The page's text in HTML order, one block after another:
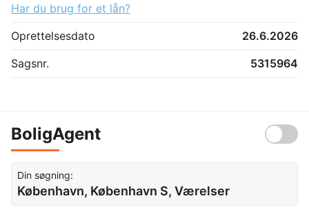
Har du brug for et lån?
Oprettelsesdato
26.6.2026
Sagsnr.
5315964
BoligAgent
Din søgning:
København, København S, Værelser